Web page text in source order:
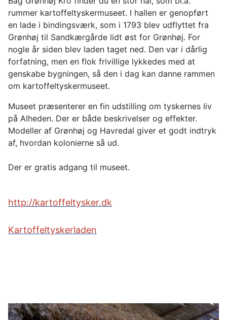
rummer kartoffeltyskermuseet. I hallen er genopført
en lade i bindingsværk, som i 1793 blev udflyttet fra
Grønhøj til Sandkærgårde lidt øst for Grønhøj. For
nogle år siden blev laden taget ned. Den var i dårlig
forfatning, men en flok frivillige lykkedes med at
genskabe bygningen, så den i dag kan danne rammen
om kartoffeltyskermuseet.
Museet præsenterer en fin udstilling om tyskernes liv
på Alheden. Der er både beskrivelser og effekter.
Modeller af Grønhøj og Havredal giver et godt indtryk
af, hvordan kolonierne så ud.
Der er gratis adgang til museet.
http://kartoffeltysker.dk
Kartoffeltyskerladen